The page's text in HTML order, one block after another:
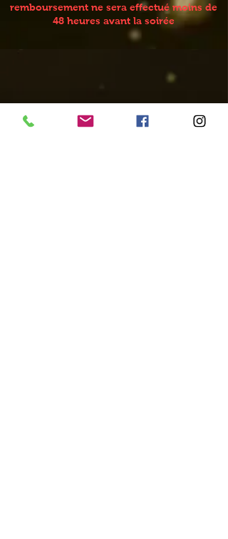
remboursement ne sera effectué moins de
48 heures avant la soirée